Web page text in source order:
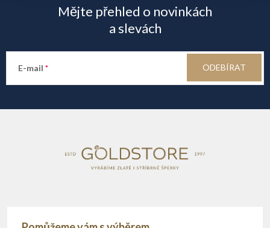
a
t
Mějte přehled o novinkách
a slevách
E-mail ODEBÍRAT